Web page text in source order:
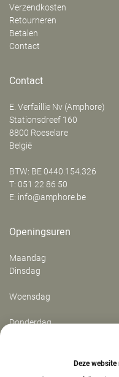
Verzendkosten
Retourneren
Betalen
Contact
Contact
E. Verfaillie Nv (Amphore)
‍Stationsdreef 160
8800 Roeselare
België
BTW: BE 0440.154.326
T: 051 22 86 50
E: info@amphore.be
Openingsuren
Maandag
Dinsdag
Woensdag
Donderdag
Deze